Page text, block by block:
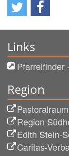
Links
Pfarreifinder
Region
Region
Edith Stein-
Caritas-